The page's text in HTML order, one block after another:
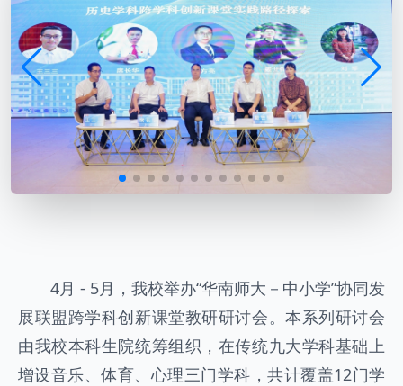
4月 - 5月，我校举办“华南师大－中小学”协同发
展联盟跨学科创新课堂教研研讨会。本系列研讨会
由我校本科生院统筹组织，在传统九大学科基础上
增设音乐、体育、心理三门学科，共计覆盖12门学